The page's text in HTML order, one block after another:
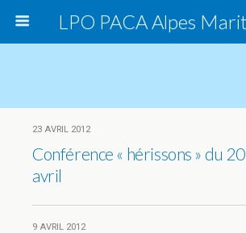
23 AVRIL 2012
Conférence « hérissons » du 20
avril
9 AVRIL 2012